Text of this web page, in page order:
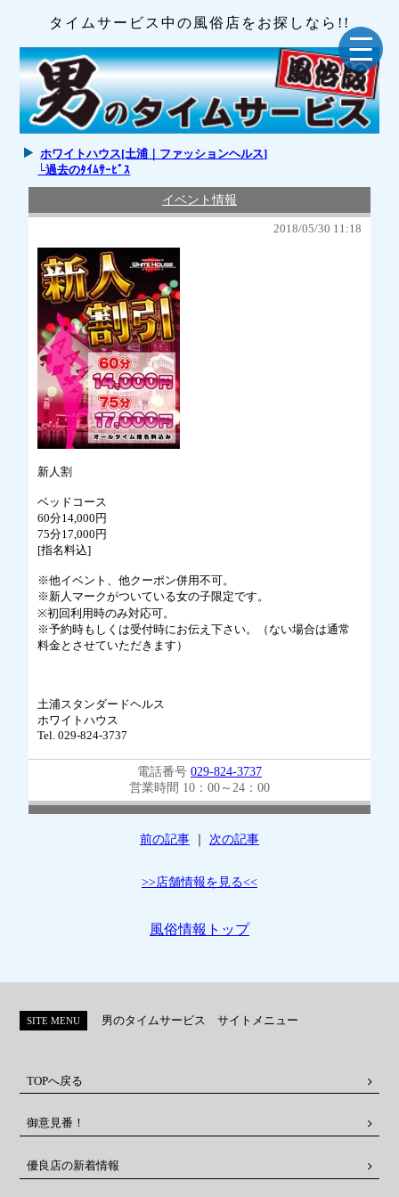
タイムサービス中の風俗店をお探しなら!!
ホワイトハウス[土浦｜ファッションヘルス]
└過去のﾀｲﾑｻｰﾋﾞｽ
イベント情報
2018/05/30 11:18
新人割
ベッドコース
60分14,000円
75分17,000円
[指名料込]
※他イベント、他クーポン併用不可。
※新人マークがついている女の子限定です。
※初回利用時のみ対応可。
※予約時もしくは受付時にお伝え下さい。（ない場合は通常
料金とさせていただきます）
土浦スタンダードヘルス
ホワイトハウス
Tel. 029-824-3737
電話番号 029-824-3737
営業時間 10：00～24：00
前の記事 次の記事
>>店舗情報を見る<<
風俗情報トップ
SITE MENU 男のタイムサービス サイトメニュー
TOPへ戻る
御意見番！
優良店の新着情報